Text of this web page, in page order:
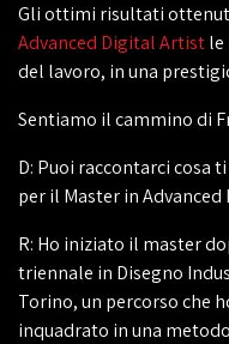
Gli ottimi risultati
Advanced Digital Artistle
del lavoro, in una
Sentiamo il cammino di
D: Puoi raccontarci cosa
per il Master in
R: Ho iniziato il master
triennale in Disegno
Torino, un percorso che
inquadrato in una